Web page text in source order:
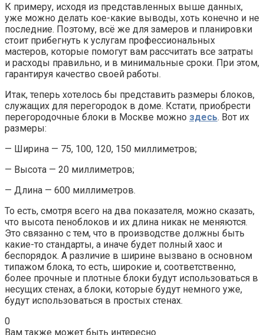
К примеру, исходя из представленных выше данных,
уже можно делать кое-какие выводы, хоть конечно и не
последние. Поэтому, всё же для замеров и планировки
стоит прибегнуть к услугам профессиональных
мастеров, которые помогут вам рассчитать все затраты
и расходы правильно, и в минимальные сроки. При этом,
гарантируя качество своей работы.
Итак, теперь хотелось бы представить размеры блоков,
служащих для перегородок в доме. Кстати, приобрести
перегородочные блоки в Москве можно здесь. Вот их
размеры:
— Ширина — 75, 100, 120, 150 миллиметров;
— Высота — 20 миллиметров;
— Длина — 600 миллиметров.
То есть, смотря всего на два показателя, можно сказать,
что высота пеноблоков и их длина никак не меняются.
Это связанно с тем, что в производстве должны быть
какие-то стандарты, а иначе будет полный хаос и
беспорядок. А различие в ширине вызвано в основном
типажом блока, то есть, широкие и, соответственно,
более прочные и плотные блоки будут использоваться в
несущих стенах, а блоки, которые будут немного уже,
будут использоваться в простых стенах.
0
Вам также может быть интересно